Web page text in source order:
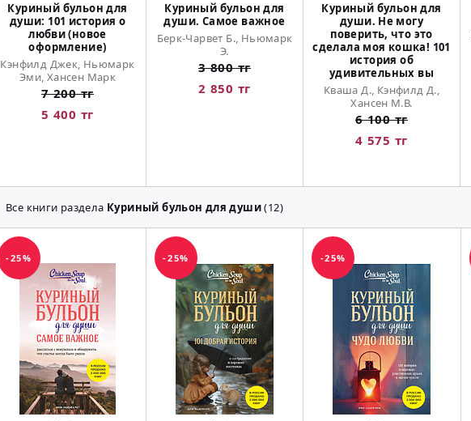
Куриный бульон для
души: 101 история о
любви (новое
оформление)
Кэнфилд Джек, Ньюмарк
Эми, Хансен Марк
7 200 тг
5 400 тг
Куриный бульон для
души. Самое важное
Берк-Чарвет Б., Ньюмарк
Э.
3 800 тг
2 850 тг
Куриный бульон для
души. Не могу
поверить, что это
сделала моя кошка! 101
история об
удивительных вы
Кваша Д., Кэнфилд Д.,
Хансен М.В.
6 100 тг
4 575 тг
Все книги раздела Куриный бульон для души(12)
-25% -25% -25%